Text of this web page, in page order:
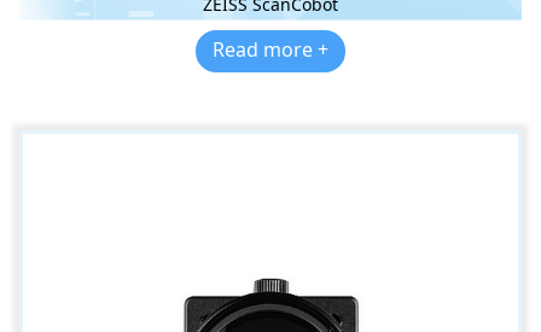
Read more +